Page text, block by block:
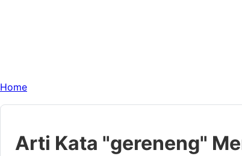
Home
Arti Kata "gereneng"